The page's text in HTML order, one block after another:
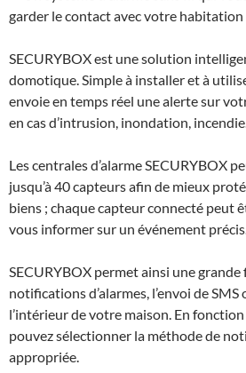
SECURYBOXest une solution
domotique. Simple à installer et à
envoie en temps réel une alerte sur
en cas d’intrusion, inondation,
Les centrales d’alarme SECURYBOX
jusqu’à 40 capteurs afin de mieux
biens ; chaque capteur connecté peut
vous informer sur un événement précis.
SECURYBOX permet ainsi une
notifications d’alarmes, l’envoi de SMS
l’intérieur de votre maison. En
pouvez sélectionner la méthode de
appropriée.